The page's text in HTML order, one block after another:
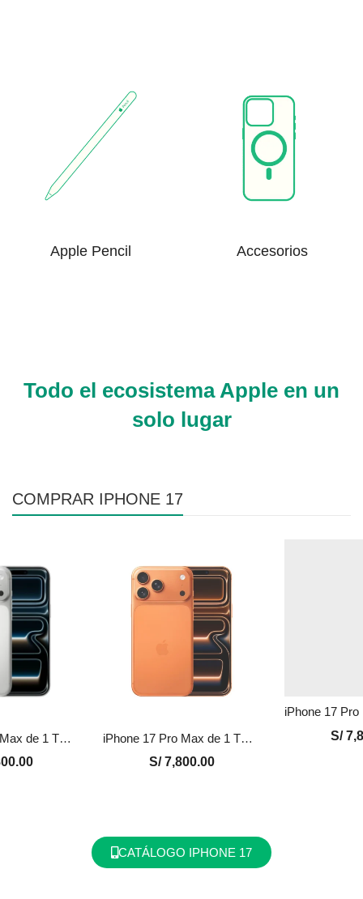
Apple Pencil Accesorios
Todo el ecosistema Apple en un
solo lugar
COMPRAR IPHONE 17
iPhone 17 Pro Max de 1 TB Nuevo en Perú | Plata, Precio y Garantía
iPhone 17 Pro Max de 1 TB Nuevo en Perú | Naranja, Precio y Garantía
S/7,800.00
S/
CATÁLOGO IPHONE 17